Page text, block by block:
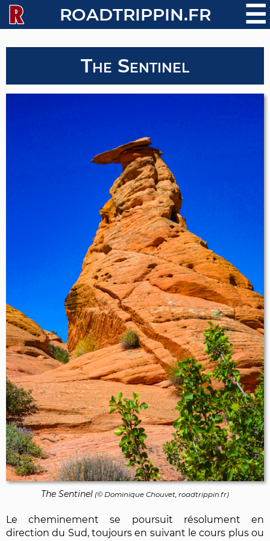
ROADTRIPPIN.FR ☰
The Sentinel
The Sentinel (© Dominique Chouvet, roadtrippin.fr)
Le cheminement se poursuit résolument en
direction du Sud, toujours en suivant le cours plus ou